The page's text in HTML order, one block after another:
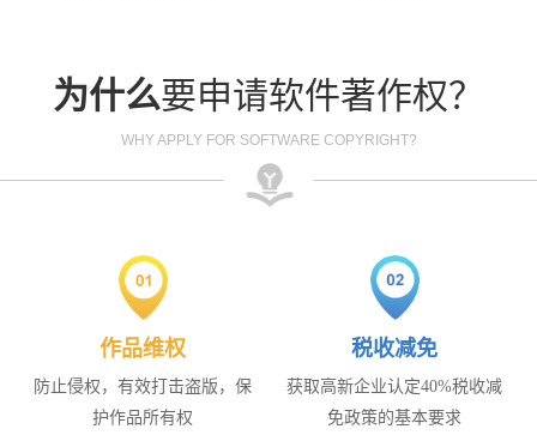
为什么要申请软件著作权？
WHY APPLY FOR SOFTWARE COPYRIGHT?
作品维权
防止侵权，有效打击盗版，保
护作品所有权
税收减免
获取高新企业认定40%税收减
免政策的基本要求